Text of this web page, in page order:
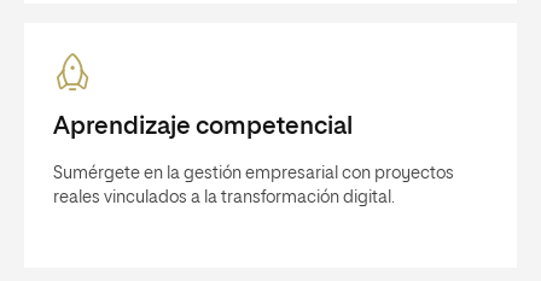
Aprendizaje competencial
Sumérgete en la gestión empresarial con proyectos
reales vinculados a la transformación digital.